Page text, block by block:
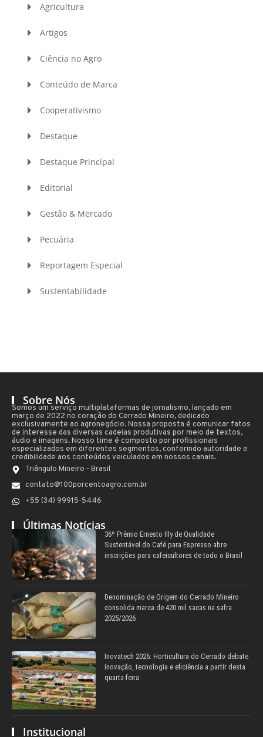
Agricultura
Artigos
Ciência no Agro
Conteúdo de Marca
Cooperativismo
Destaque
Destaque Principal
Editorial
Gestão & Mercado
Pecuária
Reportagem Especial
Sustentabilidade
Sobre Nós
Somos um serviço multiplataformas de jornalismo, lançado em
março de 2022 no coração do Cerrado Mineiro, dedicado
exclusivamente ao agronegócio. Nossa proposta é comunicar fatos
de interesse das diversas cadeias produtivas por meio de textos,
áudio e imagens. Nosso time é composto por profissionais
especializados em diferentes segmentos, conferindo autoridade e
credibilidade aos conteúdos veiculados em nossos canais.
Triângulo Mineiro - Brasil
contato@100porcentoagro.com.br
+55 (34) 99915-5446
Últimas Notícias
36º Prêmio Ernesto Illy de Qualidade
Sustentável do Café para Espresso abre
inscrições para cafeicultores de todo o Brasil
Denominação de Origem do Cerrado Mineiro
consolida marca de 420 mil sacas na safra
2025/2026
Inovatech 2026: Horticultura do Cerrado debate
inovação, tecnologia e eficiência a partir desta
quarta-feira
Institucional